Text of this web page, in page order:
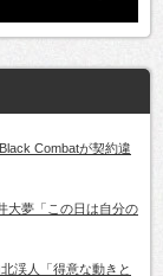
Combatが契約違
大夢「この日は自分の
渓人「得意な動きと